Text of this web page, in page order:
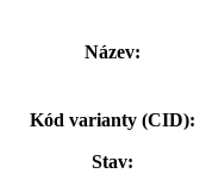
Název:
Kód varianty (CID):
Stav: